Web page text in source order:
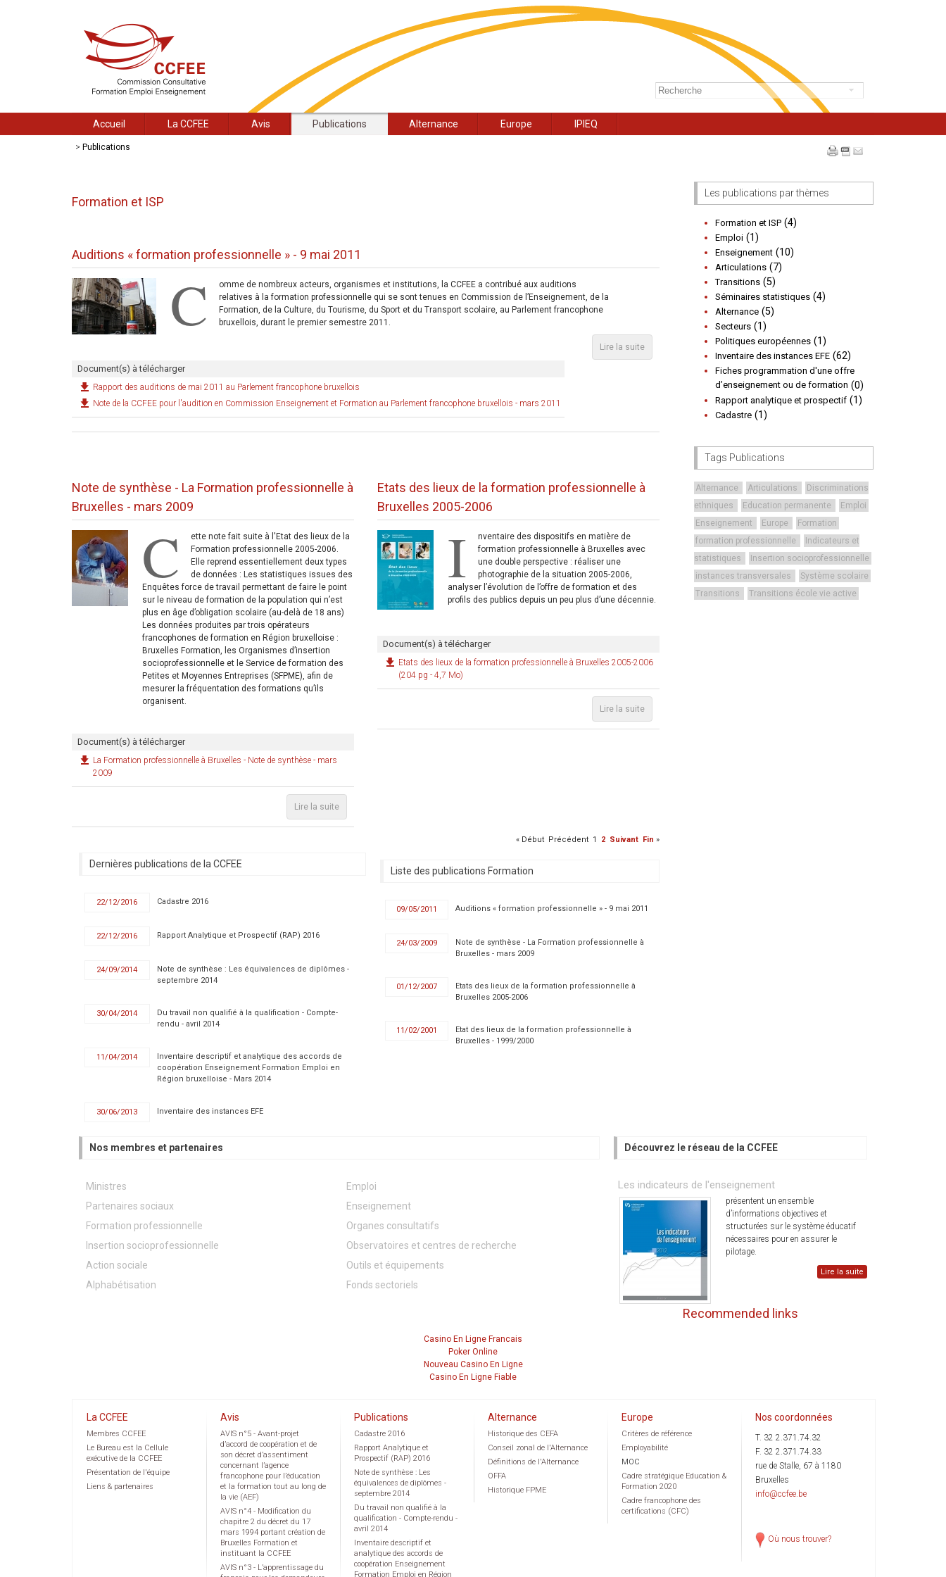
Accueil La CCFEE Avis Publications Alternance Europe IPIEQ
> Publications
Formation et ISP
Auditions « formation professionnelle » - 9 mai 2011
C
omme de nombreux acteurs, organismes et institutions, la CCFEE a contribué aux auditions
relatives à la formation professionnelle qui se sont tenues en Commission de l’Enseignement, de la
Formation, de la Culture, du Tourisme, du Sport et du Transport scolaire, au Parlement francophone
bruxellois, durant le premier semestre 2011.
Document(s) à télécharger
Rapport des auditions de mai 2011 au Parlement francophone bruxellois
Note de la CCFEE pour l'audition en Commission Enseignement et Formation au Parlement francophone bruxellois - mars 2011
Lire la suite
Note de synthèse - La Formation professionnelle à
Bruxelles - mars 2009
C
ette note fait suite à l'Etat des lieux de la
Formation professionnelle 2005-2006.
Elle reprend essentiellement deux types
de données : Les statistiques issues des
Enquêtes force de travail permettant de faire le point
sur le niveau de formation de la population qui n’est
plus en âge d’obligation scolaire (au-delà de 18 ans)
Les données produites par trois opérateurs
francophones de formation en Région bruxelloise :
Bruxelles Formation, les Organismes d’insertion
socioprofessionnelle et le Service de formation des
Petites et Moyennes Entreprises (SFPME), afin de
mesurer la fréquentation des formations qu’ils
organisent.
Document(s) à télécharger
La Formation professionnelle à Bruxelles - Note de synthèse - mars
2009
Lire la suite
Etats des lieux de la formation professionnelle à
Bruxelles 2005-2006
I
nventaire des dispositifs en matière de
formation professionnelle à Bruxelles avec
une double perspective : réaliser une
photographie de la situation 2005-2006,
analyser l’évolution de l’offre de formation et des
profils des publics depuis un peu plus d’une décennie.
Document(s) à télécharger
Etats des lieux de la formation professionnelle à Bruxelles 2005-2006
(204 pg - 4,7 Mo)
Lire la suite
« Début Précédent 1 2 Suivant Fin »
Dernières publications de la CCFEE
22/12/2016 Cadastre 2016
22/12/2016 Rapport Analytique et Prospectif (RAP) 2016
24/09/2014
Note de synthèse : Les équivalences de diplômes -
septembre 2014
30/04/2014
Du travail non qualifié à la qualification - Compte-
rendu - avril 2014
11/04/2014
Inventaire descriptif et analytique des accords de
coopération Enseignement Formation Emploi en
Région bruxelloise - Mars 2014
30/06/2013 Inventaire des instances EFE
Liste des publications Formation
09/05/2011 Auditions « formation professionnelle » - 9 mai 2011
24/03/2009
Note de synthèse - La Formation professionnelle à
Bruxelles - mars 2009
01/12/2007
Etats des lieux de la formation professionnelle à
Bruxelles 2005-2006
11/02/2001
Etat des lieux de la formation professionnelle à
Bruxelles - 1999/2000
Les publications par thèmes
Formation et ISP(4)
Emploi(1)
Enseignement(10)
Articulations(7)
Transitions(5)
Séminaires statistiques(4)
Alternance(5)
Secteurs(1)
Politiques européennes(1)
Inventaire des instances EFE(62)
Fiches programmation d'une offre
d’enseignement ou de formation (0)
Rapport analytique et prospectif(1)
Cadastre(1)
Tags Publications
Alternance Articulations
Discriminations
ethniques
Education permanente
Emploi
Enseignement
Europe
Formation
formation professionnelle
Indicateurs et
statistiques
Insertion socioprofessionnelle
instances transversales
Système scolaire
Transitions
Transitions école vie active
Nos membres et partenaires
Ministres
Partenaires sociaux
Formation professionnelle
Insertion socioprofessionnelle
Action sociale
Alphabétisation
Emploi
Enseignement
Organes consultatifs
Observatoires et centres de recherche
Outils et équipements
Fonds sectoriels
Découvrez le réseau de la CCFEE
Les indicateurs de l'enseignement
présentent un ensemble
d’informations objectives et
structurées sur le système éducatif
nécessaires pour en assurer le
pilotage.
Lire la suite
Recommended links
Casino En Ligne Francais
Poker Online
Nouveau Casino En Ligne
Casino En Ligne Fiable
La CCFEE
Membres CCFEE
Le Bureau est la Cellule
exécutive de la CCFEE
Présentation de l'équipe
Liens & partenaires
Avis
AVIS n°5 - Avant-projet
d’accord de coopération et de
son décret d’assentiment
concernant l’agence
francophone pour l’éducation
et la formation tout au long de
la vie (AEF)
AVIS n°4 - Modification du
chapitre 2 du décret du 17
mars 1994 portant création de
Bruxelles Formation et
instituant la CCFEE
AVIS n°3 - L’apprentissage du
Publications
Cadastre 2016
Rapport Analytique et
Prospectif (RAP) 2016
Note de synthèse : Les
équivalences de diplômes -
septembre 2014
Du travail non qualifié à la
qualification - Compte-rendu -
avril 2014
Inventaire descriptif et
analytique des accords de
coopération Enseignement
Formation Emploi en Région
Alternance
Historique des CEFA
Conseil zonal de l'Alternance
Définitions de l'Alternance
OFFA
Historique FPME
Europe
Critères de référence
Employabilité
MOC
Cadre stratégique Education &
Formation 2020
Cadre francophone des
certifications (CFC)
Nos coordonnées
T. 32 2.371.74.32
F. 32 2.371.74.33
rue de Stalle, 67 à 1180
Bruxelles
info@ccfee.be
Où nous trouver?